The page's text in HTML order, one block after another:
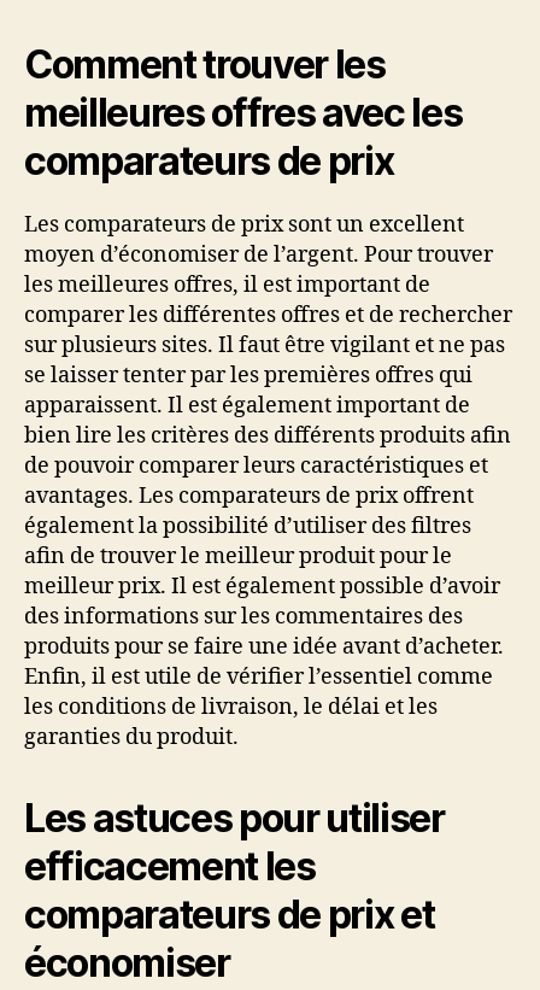
Comment trouver les
meilleures offres avec les
comparateurs de prix
Les comparateurs de prix sont un excellent
moyen d’économiser de l’argent. Pour trouver
les meilleures offres, il est important de
comparer les différentes offres et de rechercher
sur plusieurs sites. Il faut être vigilant et ne pas
se laisser tenter par les premières offres qui
apparaissent. Il est également important de
bien lire les critères des différents produits afin
de pouvoir comparer leurs caractéristiques et
avantages. Les comparateurs de prix offrent
également la possibilité d’utiliser des filtres
afin de trouver le meilleur produit pour le
meilleur prix. Il est également possible d’avoir
des informations sur les commentaires des
produits pour se faire une idée avant d’acheter.
Enfin, il est utile de vérifier l’essentiel comme
les conditions de livraison, le délai et les
garanties du produit.
Les astuces pour utiliser
efficacement les
comparateurs de prix et
économiser